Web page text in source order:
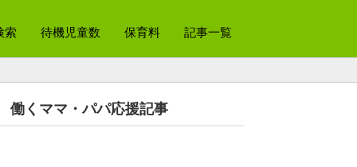
索 待機児童数 保育料 記事一覧
働くママ・パパ応援記事